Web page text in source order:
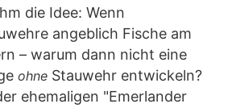
die Idee: Wenn
angeblich Fische am
– warum dann nicht eine
ohne Stauwehr entwickeln?
ehemaligen "Emerlander